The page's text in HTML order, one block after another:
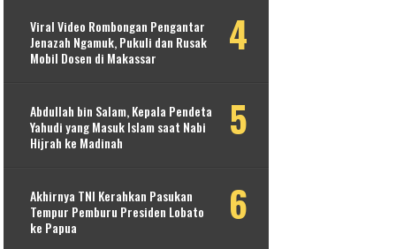
Viral Video Rombongan Pengantar
Jenazah Ngamuk, Pukuli dan Rusak
Mobil Dosen di Makassar
Abdullah bin Salam, Kepala Pendeta
Yahudi yang Masuk Islam saat Nabi
Hijrah ke Madinah
Akhirnya TNI Kerahkan Pasukan
Tempur Pemburu Presiden Lobato
ke Papua